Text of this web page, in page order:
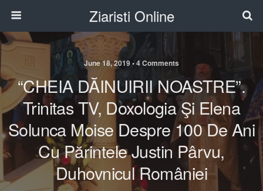
Ziaristi Online
June 18, 2019 • 4 Comments
“CHEIA DĂINUIRII NOASTRE”.
Trinitas TV, Doxologia Şi Elena
Solunca Moise Despre 100 De Ani
Cu Părintele Justin Pârvu,
Duhovnicul României